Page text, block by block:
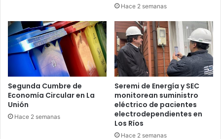
Hace 2 semanas
Segunda Cumbre de
Economía Circular en La
Unión
Hace 2 semanas
Seremi de Energía y SEC
monitorean suministro
eléctrico de pacientes
electrodependientes en
Los Ríos
Hace 2 semanas